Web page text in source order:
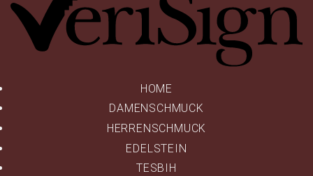
HOME
DAMENSCHMUCK
HERRENSCHMUCK
EDELSTEIN
TESBIH